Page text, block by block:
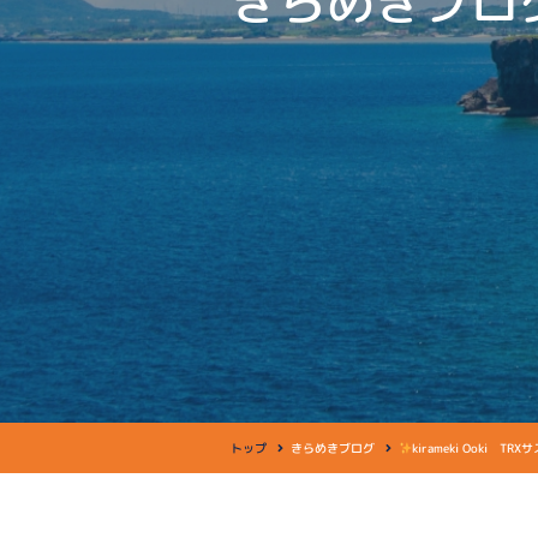
トップ きらめきブログ kirameki Ooki TRXサ